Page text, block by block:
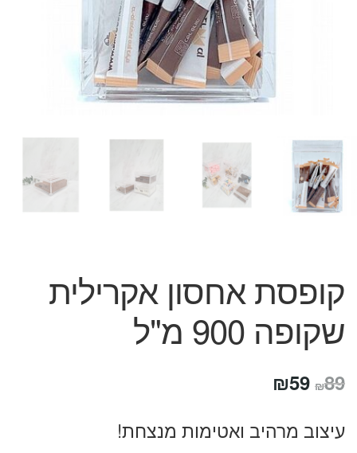
המותגים שלנו
מתנות לחנוכת בית
מתנות למטבח
מתכונים שלכם
עגלת קניות
תשלום
קופסת אחסון אקרילית
שקופה 900 מ"ל
₪89 המחיר
היה:
₪59
הוא:
עיצוב מרהיב ואטימות מנצחת!